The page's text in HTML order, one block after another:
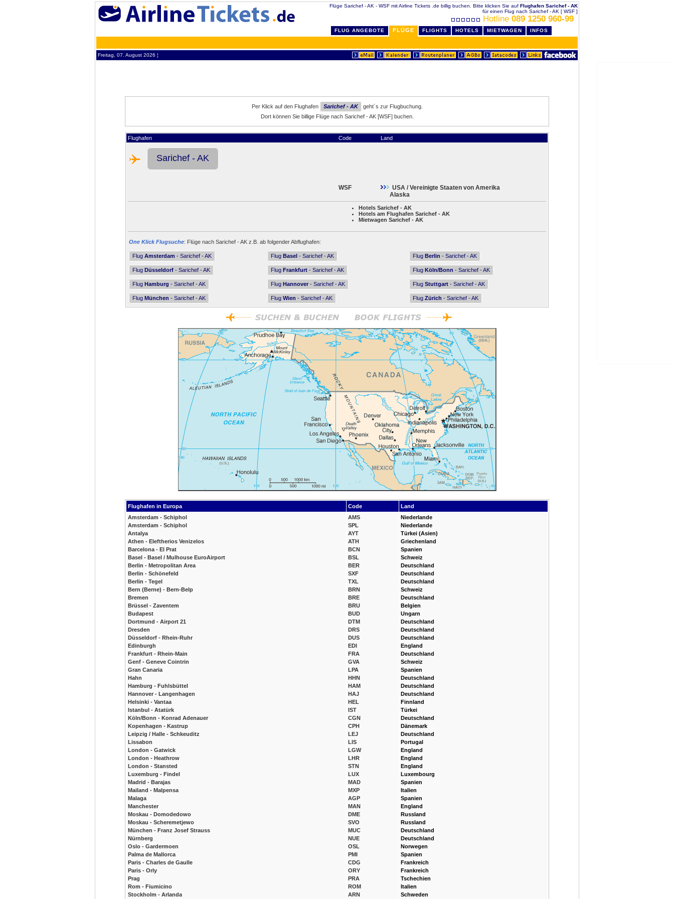
Flüge Sarichef - AK - WSF mit Airline Tickets .de billig buchen. Bitte klicken Sie auf Flughafen Sarichef - AK
für einen Flug nach Sarichef - AK [ WSF ]
Hotline 089 1250 960-99
FLUG ANGEBOTE FLÜGE FLIGHTS HOTELS MIETWAGEN INFOS
Freitag, 07. August 2026 ¦
Per Klick auf den Flughafen Sarichef - AK
geht´s zur Flugbuchung.
Dort können Sie billige Flüge nach Sarichef - AK [WSF] buchen.
Flughafen Code Land
Sarichef - AK
WSF
USA / Vereinigte Staaten von Amerika
Alaska
Hotels Sarichef - AK
Hotels am Flughafen Sarichef - AK
Mietwagen Sarichef - AK
One Klick Flugsuche: Flüge nach Sarichef - AK z.B. ab folgender Abflughafen:
Flug Amsterdam - Sarichef - AK Flug Basel - Sarichef - AK Flug Berlin - Sarichef - AK
Flug Düsseldorf - Sarichef - AK Flug Frankfurt - Sarichef - AK Flug Köln/Bonn - Sarichef - AK
Flug Hamburg - Sarichef - AK Flug Hannover - Sarichef - AK Flug Stuttgart - Sarichef - AK
Flug München - Sarichef - AK Flug Wien - Sarichef - AK Flug Zürich - Sarichef - AK
Flughafen in Europa Code
Land
Amsterdam - Schiphol
Amsterdam - Schiphol
Antalya
Athen - Eleftherios Venizelos
Barcelona - El Prat
Basel - Basel / Mulhouse EuroAirport
Berlin - Metropolitan Area
Berlin - Schönefeld
Berlin - Tegel
Bern (Berne) - Bern-Belp
Bremen
Brüssel - Zaventem
Budapest
Dortmund - Airport 21
Dresden
Düsseldorf - Rhein-Ruhr
Edinburgh
Frankfurt - Rhein-Main
Genf - Geneve Cointrin
Gran Canaria
Hahn
Hamburg - Fuhlsbüttel
Hannover - Langenhagen
Helsinki - Vantaa
Istanbul - Atatürk
Köln/Bonn - Konrad Adenauer
Kopenhagen - Kastrup
Leipzig / Halle - Schkeuditz
Lissabon
London - Gatwick
London - Heathrow
London - Stansted
Luxemburg - Findel
Madrid - Barajas
Mailand - Malpensa
Malaga
Manchester
Moskau - Domodedowo
Moskau - Scheremetjewo
München - Franz Josef Strauss
Nürnberg
Oslo - Gardermoen
Palma de Mallorca
Paris - Charles de Gaulle
Paris - Orly
Prag
Rom - Fiumicino
Stockholm - Arlanda
AMS
SPL
AYT
ATH
BCN
BSL
BER
SXF
TXL
BRN
BRE
BRU
BUD
DTM
DRS
DUS
EDI
FRA
GVA
LPA
HHN
HAM
HAJ
HEL
IST
CGN
CPH
LEJ
LIS
LGW
LHR
STN
LUX
MAD
MXP
AGP
MAN
DME
SVO
MUC
NUE
OSL
PMI
CDG
ORY
PRA
ROM
ARN
Niederlande
Niederlande
Türkei (Asien)
Griechenland
Spanien
Schweiz
Deutschland
Deutschland
Deutschland
Schweiz
Deutschland
Belgien
Ungarn
Deutschland
Deutschland
Deutschland
England
Deutschland
Schweiz
Spanien
Deutschland
Deutschland
Deutschland
Finnland
Türkei
Deutschland
Dänemark
Deutschland
Portugal
England
England
England
Luxembourg
Spanien
Italien
Spanien
England
Russland
Russland
Deutschland
Deutschland
Norwegen
Spanien
Frankreich
Frankreich
Tschechien
Italien
Schweden